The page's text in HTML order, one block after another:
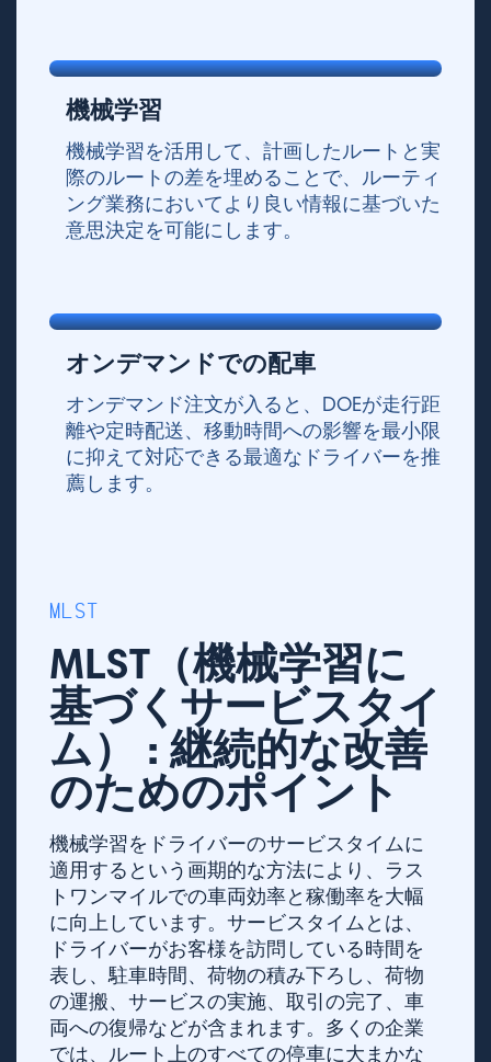
機械学習
機械学習を活用して、計画したルートと実
際のルートの差を埋めることで、ルーティ
ング業務においてより良い情報に基づいた
意思決定を可能にします。
オンデマンドでの配車
オンデマンド注文が入ると、DOEが走行距
離や定時配送、移動時間への影響を最小限
に抑えて対応できる最適なドライバーを推
薦します。
MLST
MLST（機械学習に
基づくサービスタイ
ム） : 継続的な改善
のためのポイント
機械学習をドライバーのサービスタイムに
適用するという画期的な方法により、ラス
トワンマイルでの車両効率と稼働率を大幅
に向上しています。サービスタイムとは、
ドライバーがお客様を訪問している時間を
表し、駐車時間、荷物の積み下ろし、荷物
の運搬、サービスの実施、取引の完了、車
両への復帰などが含まれます。多くの企業
では、ルート上のすべての停車に大まかな